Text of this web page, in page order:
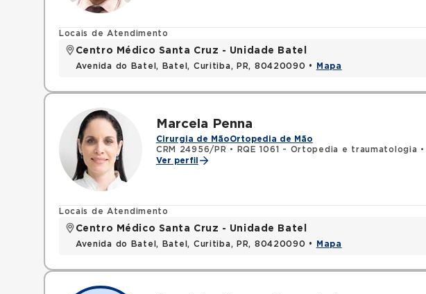
Locais de Atendimento
Centro Médico Santa Cruz - Unidade Batel
Avenida do Batel, Batel, Curitiba, PR, 80420090 • Mapa
Marcela Penna
Cirurgia de MãoOrtopedia de Mão
CRM 24956/PR • RQE 1061 - Ortopedia e traumatologia •
Ver perfil
Locais de Atendimento
Centro Médico Santa Cruz - Unidade Batel
Avenida do Batel, Batel, Curitiba, PR, 80420090 • Mapa